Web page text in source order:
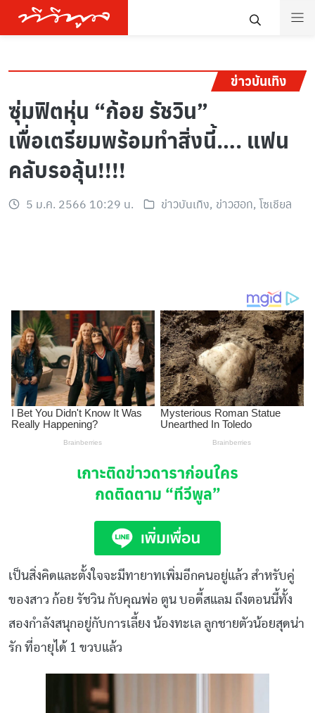
ข่าวบันเทิง
ซุ่มฟิตหุ่น “ก้อย รัชวิน”
เพื่อเตรียมพร้อมทำสิ่งนี้…. แฟน
คลับรอลุ้น!!!!
5 ม.ค. 2566 10:29 น. ข่าวบันเทิง, ข่าวฮอท, โซเชียล
เกาะติดข่าวดาราก่อนใคร
กดติดตาม “ทีวีพูล”
เป็นสิ่งคิดและตั้งใจจะมีทายาทเพิ่มอีกคนอยู่แล้ว สำหรับคู่
ของสาว ก้อย รัชวิน กับคุณพ่อ ตูน บอดี้สแลม ถึงตอนนี้ทั้ง
สองกำลังสนุกอยู่กับการเลี้ยง น้องทะเล ลูกชายตัวน้อยสุดน่า
รัก ที่อายุได้ 1 ขวบแล้ว